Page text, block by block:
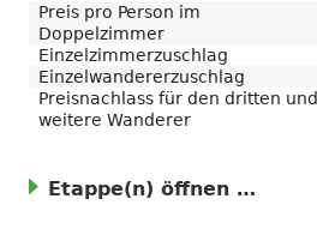
Preis pro Person im
Doppelzimmer
Einzelzimmerzuschlag
Einzelwandererzuschlag
Preisnachlass für den dritten und
weitere Wanderer
Etappe(n)